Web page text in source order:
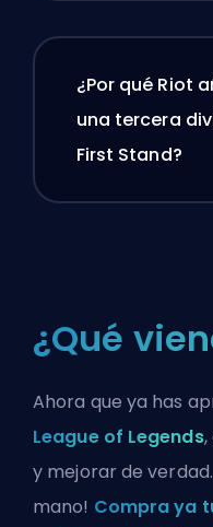
¿Por qué Riot
una tercera
First Stand?
¿Qué
Ahora que ya has
League of Legends
y mejorar de
mano! Compra ya